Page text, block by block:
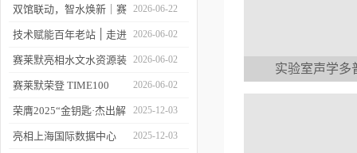
双馆联动，智水焕新｜赛
莱默精彩亮相2026上海世
环会
2026-06-22
技术赋能百年老站 ׀ 走进
都江堰：从千年治水智慧
到现代水文监测
2026-06-02
赛莱默亮相水文水资源装
备展 | 以数字化和智能化
技术赋能水文现代化建设
2026-06-02
赛莱默荣登 TIME100
2026 全球百强影响力企
业榜单
2026-06-02
荣膺2025“金钥匙·杰出解
决方案”！赛莱默青少年
2025-12-03
亮相上海国际数据中心 2025-12-03
实验室声学多